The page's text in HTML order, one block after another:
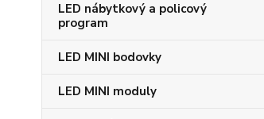
LED nábytkový a policový
program
LED MINI bodovky
LED MINI moduly